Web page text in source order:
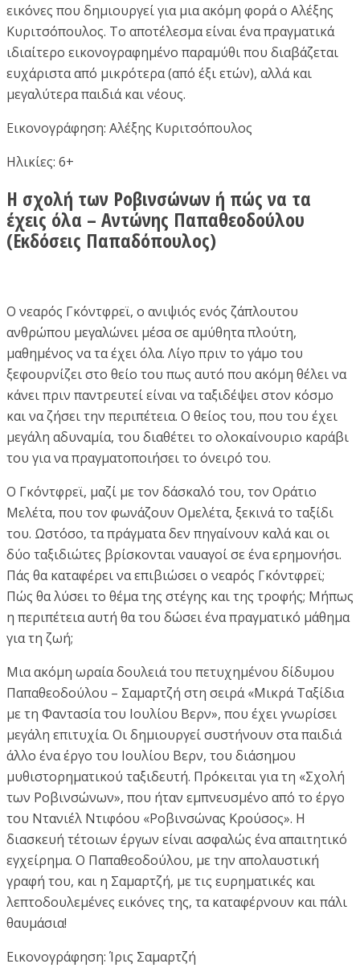
εικόνες που δημιουργεί για μια ακόμη φορά ο Αλέξης
Κυριτσόπουλος. Το αποτέλεσμα είναι ένα πραγματικά
ιδιαίτερο εικονογραφημένο παραμύθι που διαβάζεται
ευχάριστα από μικρότερα (από έξι ετών), αλλά και
μεγαλύτερα παιδιά και νέους.
Εικονογράφηση: Αλέξης Κυριτσόπουλος
Ηλικίες: 6+
Η σχολή των Ροβινσώνων ή πώς να τα
έχεις όλα – Αντώνης Παπαθεοδούλου
(Εκδόσεις Παπαδόπουλος)
Ο νεαρός Γκόντφρεϊ, ο ανιψιός ενός ζάπλουτου
ανθρώπου μεγαλώνει μέσα σε αμύθητα πλούτη,
μαθημένος να τα έχει όλα. Λίγο πριν το γάμο του
ξεφουρνίζει στο θείο του πως αυτό που ακόμη θέλει να
κάνει πριν παντρευτεί είναι να ταξιδέψει στον κόσμο
και να ζήσει την περιπέτεια. Ο θείος του, που του έχει
μεγάλη αδυναμία, του διαθέτει το ολοκαίνουριο καράβι
του για να πραγματοποιήσει το όνειρό του.
Ο Γκόντφρεϊ, μαζί με τον δάσκαλό του, τον Οράτιο
Μελέτα, που τον φωνάζουν Ομελέτα, ξεκινά το ταξίδι
του. Ωστόσο, τα πράγματα δεν πηγαίνουν καλά και οι
δύο ταξιδιώτες βρίσκονται ναυαγοί σε ένα ερημονήσι.
Πάς θα καταφέρει να επιβιώσει ο νεαρός Γκόντφρεϊ;
Πώς θα λύσει το θέμα της στέγης και της τροφής; Μήπως
η περιπέτεια αυτή θα του δώσει ένα πραγματικό μάθημα
για τη ζωή;
Μια ακόμη ωραία δουλειά του πετυχημένου δίδυμου
Παπαθεοδούλου – Σαμαρτζή στη σειρά «Μικρά Ταξίδια
με τη Φαντασία του Ιουλίου Βερν», που έχει γνωρίσει
μεγάλη επιτυχία. Οι δημιουργεί συστήνουν στα παιδιά
άλλο ένα έργο του Ιουλίου Βερν, του διάσημου
μυθιστορηματικού ταξιδευτή. Πρόκειται για τη «Σχολή
των Ροβινσώνων», που ήταν εμπνευσμένο από το έργο
του Ντανιέλ Ντιφόου «Ροβινσώνας Κρούσος». Η
διασκευή τέτοιων έργων είναι ασφαλώς ένα απαιτητικό
εγχείρημα. Ο Παπαθεοδούλου, με την απολαυστική
γραφή του, και η Σαμαρτζή, με τις ευρηματικές και
λεπτοδουλεμένες εικόνες της, τα καταφέρνουν και πάλι
θαυμάσια!
Εικονογράφηση: Ίρις Σαμαρτζή